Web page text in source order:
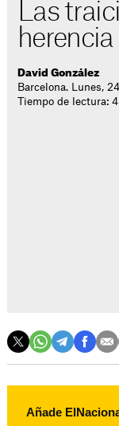
Las
David González
Barcelona. Lunes,
Tiempo de lectura:
Añade